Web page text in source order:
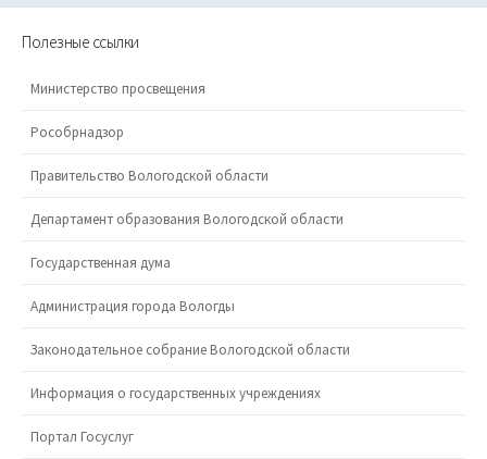
Полезные ссылки
Министерство просвещения
Рособрнадзор
Правительство Вологодской области
Департамент образования Вологодской области
Государственная дума
Администрация города Вологды
Законодательное собрание Вологодской области
Информация о государственных учреждениях
Портал Госуслуг